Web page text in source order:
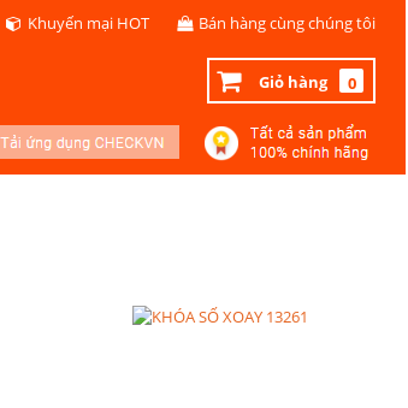
Khuyến mại HOT Bán hàng cùng chúng tôi
Giỏ hàng 0